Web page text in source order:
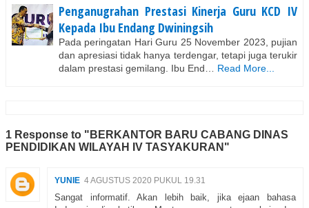
Penganugrahan Prestasi Kinerja Guru KCD IV
Kepada Ibu Endang Dwiningsih
Pada peringatan Hari Guru 25 November 2023, pujian
dan apresiasi tidak hanya terdengar, tetapi juga terukir
dalam prestasi gemilang. Ibu End…
Read More...
1 Response to "BERKANTOR BARU CABANG DINAS
PENDIDIKAN WILAYAH IV TASYAKURAN"
YUNIE 4 AGUSTUS 2020 PUKUL 19.31
Sangat informatif. Akan lebih baik, jika ejaan bahasa